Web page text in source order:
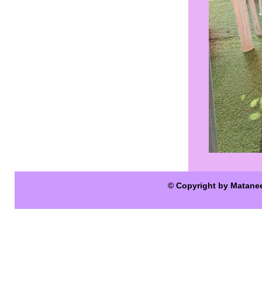
© Copyright by